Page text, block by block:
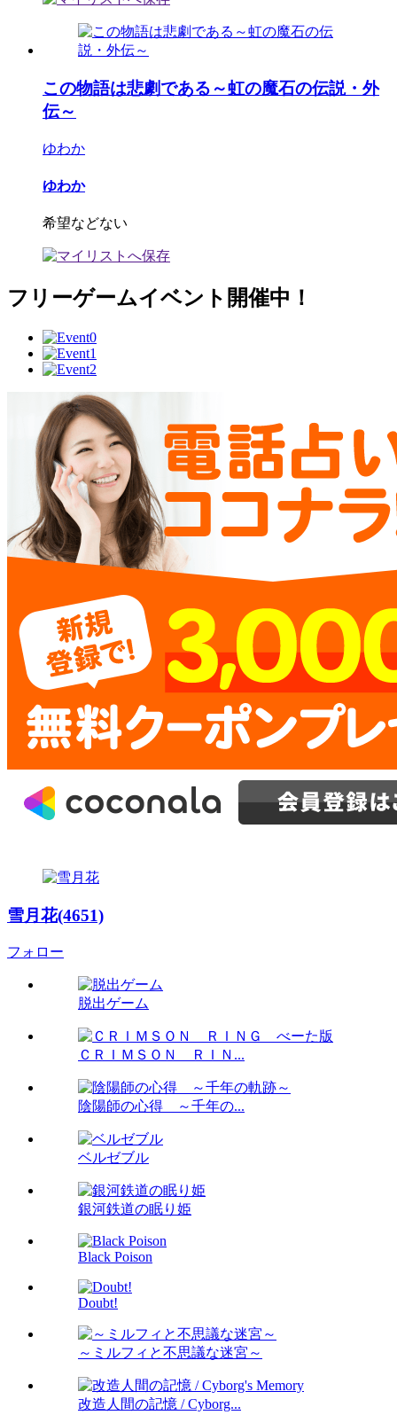
この物語は悲劇である～虹の魔石の伝説・外
伝～
ゆわか
ゆわか
希望などない
フリーゲームイベント開催中！
雪月花(4651)
フォロー
脱出ゲーム
ＣＲＩＭＳＯＮ ＲＩＮ...
陰陽師の心得 ～千年の...
ベルゼブル
銀河鉄道の眠り姫
Black Poison
Doubt!
～ミルフィと不思議な迷宮～
改造人間の記憶 / Cyborg...